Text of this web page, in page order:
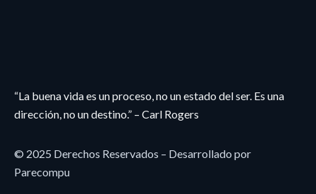
“La buena vida es un proceso, no un estado del ser. Es una
dirección, no un destino.” – Carl Rogers
© 2025 Derechos Reservados – Desarrollado por
Parecompu